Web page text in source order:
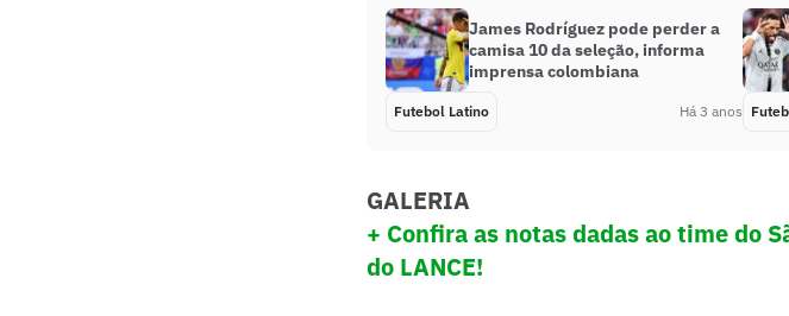
James Rodríguez pode perder a
camisa 10 da seleção, informa
imprensa colombiana
Futebol Latino Há 3 anos
GALERIA
+ Confira as notas dadas ao time do
do LANCE!